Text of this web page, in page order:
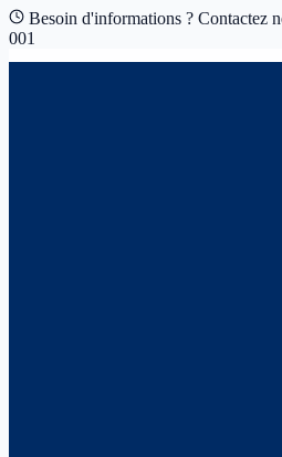
Besoin d'informations ? Contactez
001